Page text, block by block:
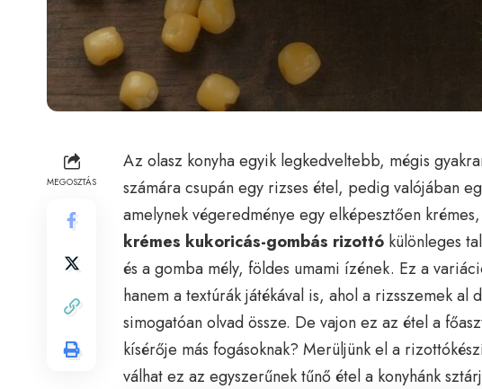
MEGOSZTÁS
Az olasz konyha egyik legkedveltebb, mégis
számára csupán egy rizses étel, pedig valójában
amelynek végeredménye egy elképesztően
krémes kukoricás-gombás rizottó különleges
és a gomba mély, földes umami ízének. Ez a
hanem a textúrák játékával is, ahol a rizsszemek al
simogatóan olvad össze. De vajon ez az étel a
kísérője más fogásoknak? Merüljünk el a
válhat ez az egyszerűnek tűnő étel a konyhánk